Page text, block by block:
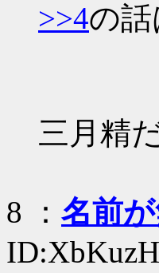
>>4の
三月精
8 ： 名前